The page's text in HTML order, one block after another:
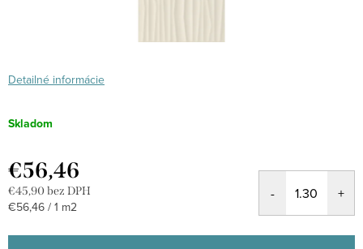
Detailné informácie
Skladom
€56,46
€45,90 bez DPH
Jednotková
€56,46 / 1 m2